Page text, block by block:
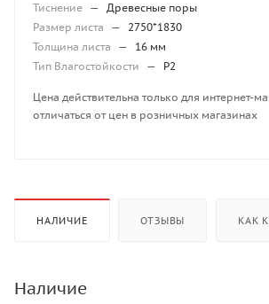
Тиснение — Древесные поры
Размер листа
— 2750*1830
Толщина листа
—
16 мм
Тип Влагостойкости
— P2
Цена действительна только для интернет-
отличаться от цен в розничных магазинах
НАЛИЧИЕ ОТЗЫВЫ КАК
Наличие